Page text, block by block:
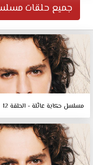
جميع حلقات
مسلسل حكاية عائلة - الحلقة 12